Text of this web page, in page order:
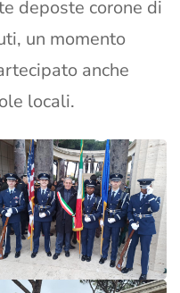
deposte corone di
un momento
anche
locali.